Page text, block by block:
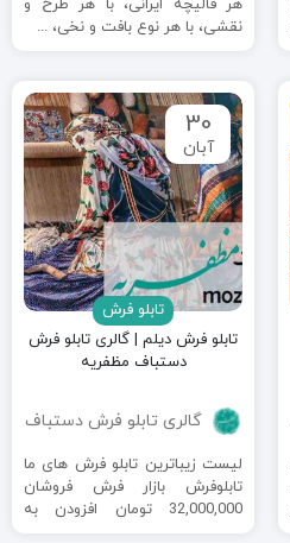
نقشی، با هر نوع بافت و نخی، ...
تابلو فرش
30
آبان
تابلو فرش دیلم | گالری تابلو فرش
دستباف مظفریه
گالری تابلو فرش دستباف
لیست زیباترین تابلو فرش های ما
تابلوفرش بازار فرش فروشان
32,000,000 تومان افزودن به